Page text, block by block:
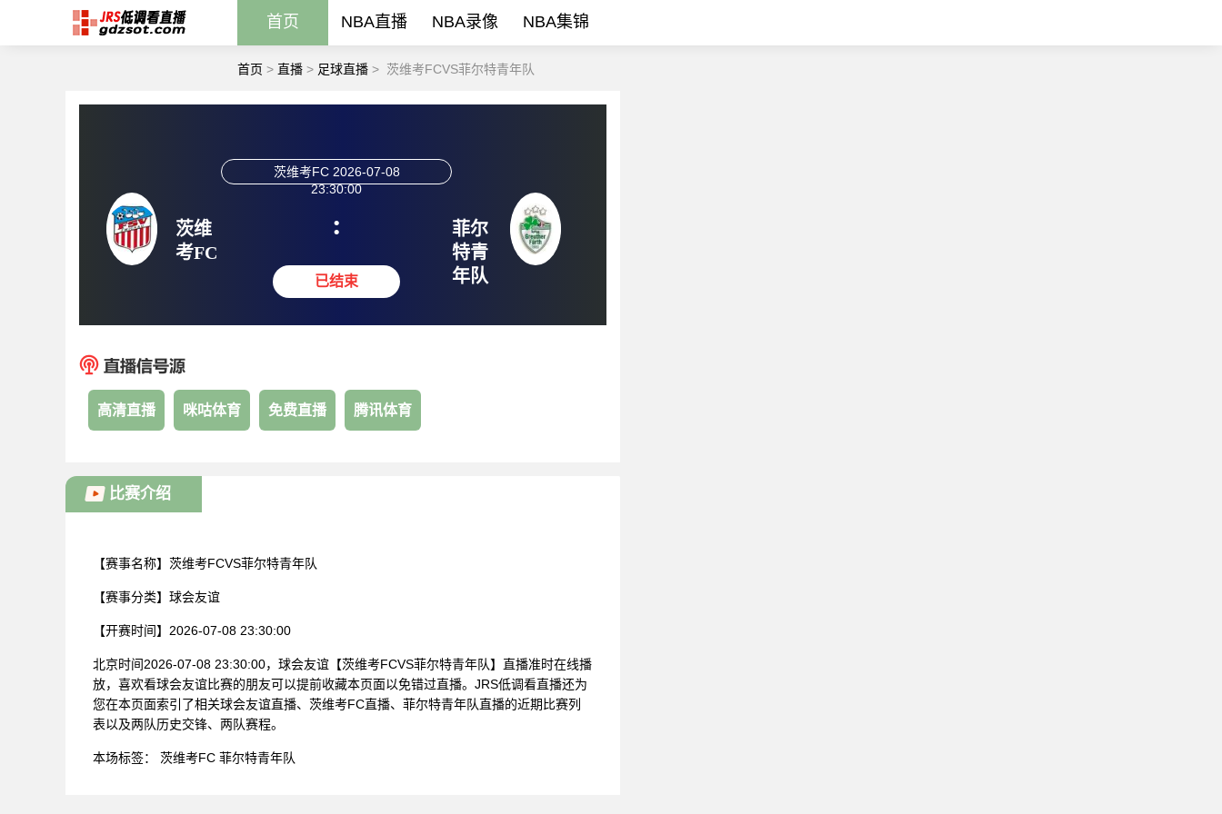
首页 NBA直播 NBA录像 NBA集锦
首页 > 直播 > 足球直播 > 茨维考FCVS菲尔特青年队
茨维
考FC
茨维考FC 2026-07-08
23:30:00
:
已结束
菲尔
特青
年队
高清直播 咪咕体育 免费直播 腾讯体育
比赛介绍
【赛事名称】 茨维考FCVS菲尔特青年队
【赛事分类】 球会友谊
【开赛时间】 2026-07-08 23:30:00
北京时间2026-07-08 23:30:00，球会友谊【茨维考FCVS菲尔特青年队】直播准时在线播
放，喜欢看球会友谊比赛的朋友可以提前收藏本页面以免错过直播。JRS低调看直播还为
您在本页面索引了相关球会友谊直播、茨维考FC直播、菲尔特青年队直播的近期比赛列
表以及两队历史交锋、两队赛程。
本场标签： 茨维考FC 菲尔特青年队